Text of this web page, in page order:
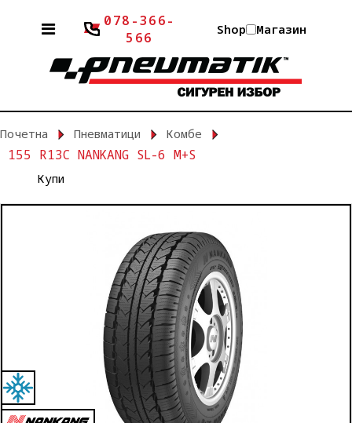
078-366-
566
Shop Магазин
Почетна Пневматици Комбе
155 R13C NANKANG SL-6 M+S
Купи